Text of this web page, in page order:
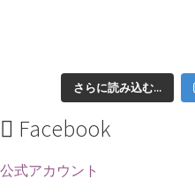
さらに読み込む...
Facebook
公式アカウント